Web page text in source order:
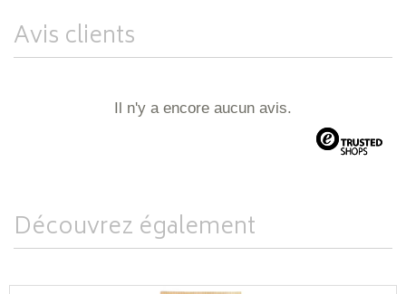
Avis clients
Il n'y a encore aucun avis.
Découvrez également